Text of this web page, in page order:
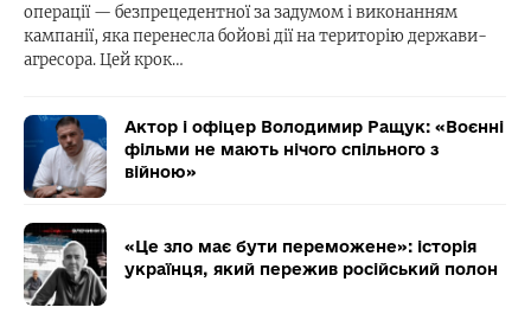
операції — безпрецедентної за задумом і виконанням
кампанії, яка перенесла бойові дії на територію держави-
агресора. Цей крок…
Актор і офіцер Володимир Ращук: «Воєнні
фільми не мають нічого спільного з
війною»
«Це зло має бути переможене»: історія
українця, який пережив російський полон